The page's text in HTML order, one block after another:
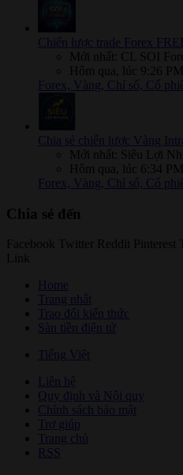
Chiến lược trade Forex
Mới nhất: CL SOI
Hôm qua, lúc 9:26 PM
Forex, Vàng, Chỉ số, Cổ
Chia sẻ chiến lược Vàng
Mới nhất: Siêu Lợi
Hôm qua, lúc 6:34 PM
Forex, Vàng, Chỉ số, Cổ
Chia sẻ đến
Facebook Twitter Reddit Pinterest
Link
Home
Trang nhất
Trao đổi kiến thức
Sàn tiền điện tử
Tiếng Việt
Liên hệ
Quy định và Nội quy
Chính sách bảo mật
Trợ giúp
Trang chủ
RSS